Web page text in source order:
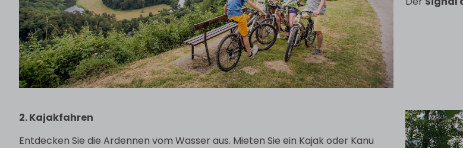
2. Kajakfahren
Entdecken Sie die Ardennen vom Wasser aus. Mieten Sie ein Kajak oder Kanu